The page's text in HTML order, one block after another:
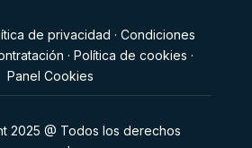
de privacidad ·Condiciones
·Política de cookies ·
Panel Cookies
2025 @ Todos los derechos